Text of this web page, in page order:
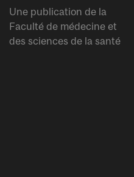
Une publication de la
Faculté de médecine et
des sciences de la santé